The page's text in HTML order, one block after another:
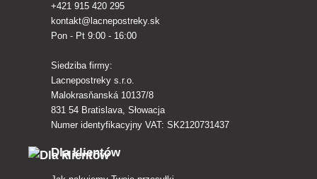
+421 915 420 295
kontakt@lacnepostreky.sk
Pon - Pt 9:00 - 16:00
Siedziba firmy:
Lacnepostreky s.r.o.
Malokrasňanská 10137/8
831 54 Bratislava, Słowacja
Numer identyfikacyjny VAT: SK2120731437
Dla klientów